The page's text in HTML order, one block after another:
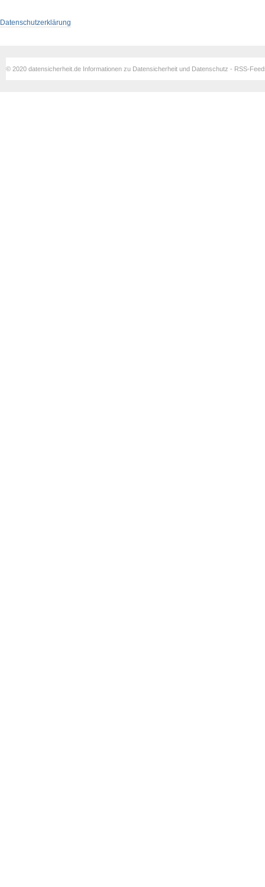
Datenschutzerklärung
© 2020 datensicherheit.de Informationen zu Datensicherheit und Datenschutz - RSS-